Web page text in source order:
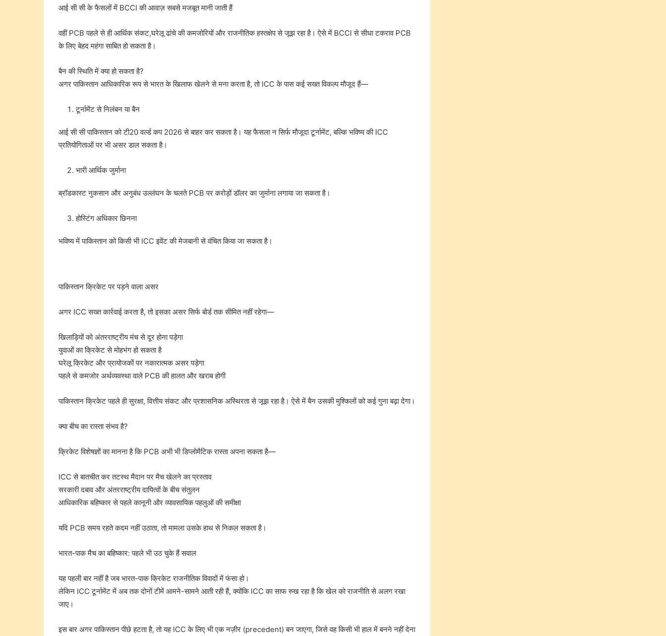
आई सी सी के फैसलों में BCCI की आवाज़ सबसे मजबूत मानी जाती हैं
वहीं PCB पहले से ही आर्थिक संकट,घरेलू ढांचे की कमजोरियों और राजनीतिक हस्तक्षेप से जूझ रहा है। ऐसे में BCCI से सीधा टकराव PCB
के लिए बेहद महंगा साबित हो सकता है।
बैन की स्थिति में क्या हो सकता है?
अगर पाकिस्तान आधिकारिक रूप से भारत के खिलाफ खेलने से मना करता है, तो ICC के पास कई सख्त विकल्प मौजूद हैं—
टूर्नामेंट से निलंबन या बैन
आई सी सी पाकिस्तान को टी20 वर्ल्ड कप 2026 से बाहर कर सकता है। यह फैसला न सिर्फ मौजूदा टूर्नामेंट, बल्कि भविष्य की ICC
प्रतियोगिताओं पर भी असर डाल सकता है।
भारी आर्थिक जुर्माना
ब्रॉडकास्ट नुकसान और अनुबंध उल्लंघन के चलते PCB पर करोड़ों डॉलर का जुर्माना लगाया जा सकता है।
होस्टिंग अधिकार छिनना
भविष्य में पाकिस्तान को किसी भी ICC इवेंट की मेजबानी से वंचित किया जा सकता है।
पाकिस्तान क्रिकेट पर पड़ने वाला असर
अगर ICC सख्त कार्रवाई करता है, तो इसका असर सिर्फ बोर्ड तक सीमित नहीं रहेगा—
खिलाड़ियों को अंतरराष्ट्रीय मंच से दूर होना पड़ेगा
युवाओं का क्रिकेट से मोहभंग हो सकता है
घरेलू क्रिकेट और प्रायोजकों पर नकारात्मक असर पड़ेगा
पहले से कमजोर अर्थव्यवस्था वाले PCB की हालत और खराब होगी
पाकिस्तान क्रिकेट पहले ही सुरक्षा, वित्तीय संकट और प्रशासनिक अस्थिरता से जूझ रहा है। ऐसे में बैन उसकी मुश्किलों को कई गुना बढ़ा देगा।
क्या बीच का रास्ता संभव है?
क्रिकेट विशेषज्ञों का मानना है कि PCB अभी भी डिप्लोमैटिक रास्ता अपना सकता है—
ICC से बातचीत कर तटस्थ मैदान पर मैच खेलने का प्रस्ताव
सरकारी दबाव और अंतरराष्ट्रीय दायित्वों के बीच संतुलन
आधिकारिक बहिष्कार से पहले कानूनी और व्यावसायिक पहलुओं की समीक्षा
यदि PCB समय रहते कदम नहीं उठाता, तो मामला उसके हाथ से निकल सकता है।
भारत-पाक मैच का बहिष्कार: पहले भी उठ चुके हैं सवाल
यह पहली बार नहीं है जब भारत-पाक क्रिकेट राजनीतिक विवादों में फंसा हो।
लेकिन ICC टूर्नामेंट में अब तक दोनों टीमें आमने-सामने आती रही हैं, क्योंकि ICC का साफ रुख रहा है कि खेल को राजनीति से अलग रखा
जाए।
इस बार अगर पाकिस्तान पीछे हटता है, तो यह ICC के लिए भी एक नज़ीर (precedent) बन जाएगा, जिसे वह किसी भी हाल में बनने नहीं देना